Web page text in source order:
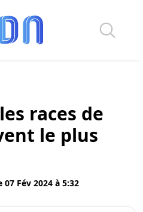
races de
le plus
07 Fév 2024 à 5:32